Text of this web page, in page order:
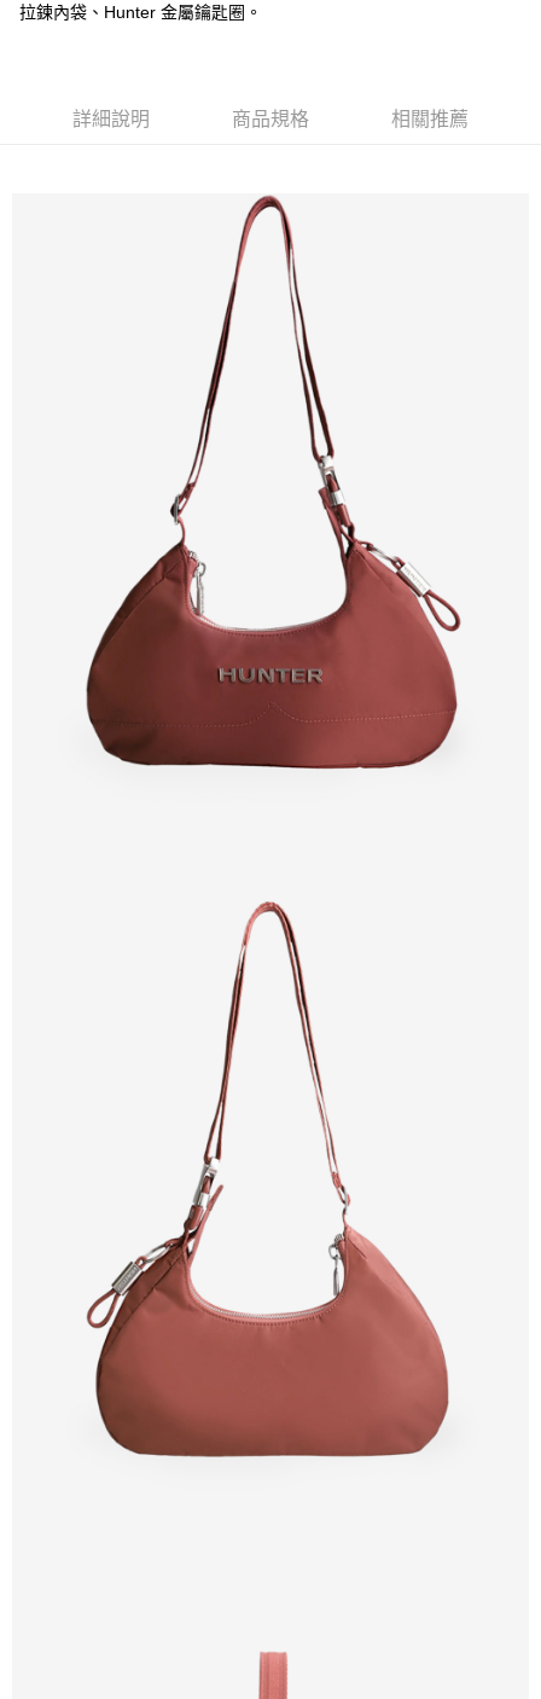
新竹貨運
每筆NT$110，滿NT$2,000(含以上)免運費
拉鍊內袋、Hunter 金屬鑰匙圈。
詳細說明 商品規格 相關推薦